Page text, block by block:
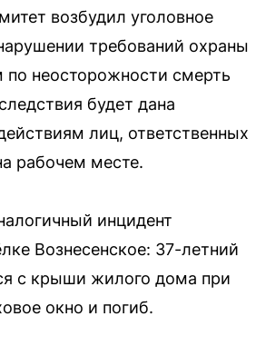
возбудил уголовное
требований охраны
по неосторожности смерть
будет дана
лиц, ответственных
рабочем месте.
инцидент
Вознесенское: 37-летний
с крыши жилого дома при
окно и погиб.